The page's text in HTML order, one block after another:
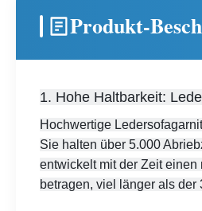
Produkt-
1. Hohe Haltbarkeit:
Hochwertige
Sie halten über 5.000
entwickelt mit der Zeit
betragen, viel länger als